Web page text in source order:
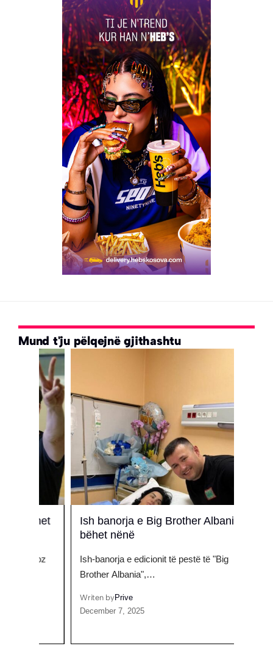
Mund t'ju pëlqejnë gjithashtu
Ish banorja e Big Brother Albania
bëhet nënë
Ish-banorja e edicionit të pestë të "Big
Brother Albania",…
Writen byPrive
December 7, 2025